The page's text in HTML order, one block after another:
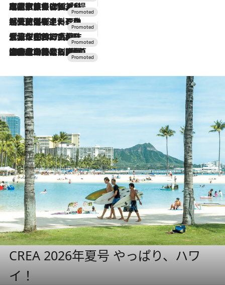
2026.7.31
【ホテル帰省】という選択肢をOMOが提案。家族とほどよい距離を保つには「昼は実家、夜は気兼ねなくホテルで！」
2026.7.24
【夏限定ディナーコース】旬を迎える稚鮎や花ズッキーニなどをイタリア・トスカーナの郷土料理の手法で満喫！
2026.7.17
「土佐和ハーブかき氷」がOMO7高知に登場！生姜、山椒、大葉など目にも舌にも涼を呼ぶ郷土の味
2026.7.10
NEW OPEN！【界 草津】名湯の地に誕生。趣の異なる2種の温泉と上州ならではの会席・蕎麦割烹など美食を味わう究極の癒やし旅
CREA 2026年夏号 やっぱり、ハワ
イ！